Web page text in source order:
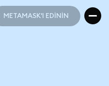
METAMASK'I EDİNİN